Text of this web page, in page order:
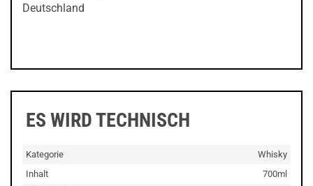
Deutschland
ES WIRD TECHNISCH
Kategorie
Whisky
Inhalt
700ml